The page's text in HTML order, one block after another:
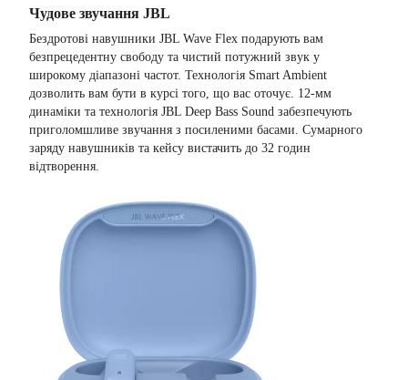
Чудове звучання JBL
Бездротові навушники JBL Wave Flex подарують вам
безпрецедентну свободу та чистий потужний звук у
широкому діапазоні частот. Технологія Smart Ambient
дозволить вам бути в курсі того, що вас оточує. 12-мм
динаміки та технологія JBL Deep Bass Sound забезпечують
приголомшливе звучання з посиленими басами. Сумарного
заряду навушників та кейсу вистачить до 32 годин
відтворення.